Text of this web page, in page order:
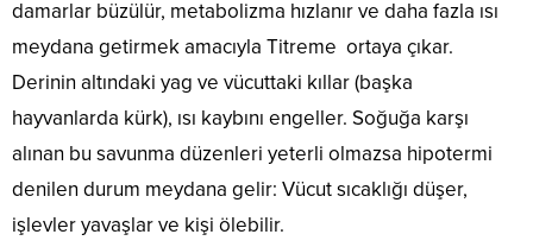
damarlar büzülür, metabolizma hızlanır ve daha fazla ısı
meydana getirmek amacıyla Titreme ortaya çıkar.
Derinin altındaki yag ve vü­cuttaki kıllar (başka
hayvanlarda kürk), ısı kaybını engeller. Soğuğa karşı
alınan bu savunma düzenleri yeterli olmazsa hipotermi
denilen durum meydana gelir: Vücut sıcaklığı düşer,
işlevler yavaşlar ve kişi öle­bilir.
çocukların
gelişimi...
almaktadır.
zaman
beynin
beslenme
sorunundan
satan
diye
bir
kavram
var ve
gelişen
bilim
biz
kadınlara
estetik
bakımı